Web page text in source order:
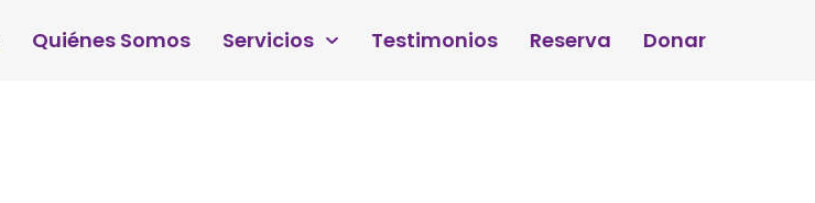
Quiénes Somos Servicios Testimonios Reserva Donar